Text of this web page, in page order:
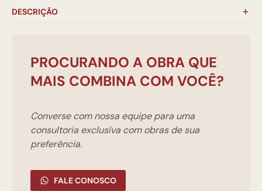
DESCRIÇÃO
PROCURANDO A OBRA QUE
MAIS COMBINA COM VOCÊ?
Converse com nossa equipe para uma
consultoria exclusíva com obras de sua
preferência.
FALE CONOSCO